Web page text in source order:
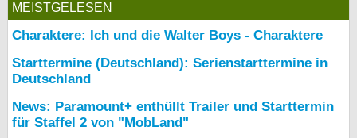
MEISTGELESEN
Charaktere: Ich und die Walter Boys - Charaktere
Starttermine (Deutschland): Serienstarttermine in
Deutschland
News: Paramount+ enthüllt Trailer und Starttermin
für Staffel 2 von "MobLand"